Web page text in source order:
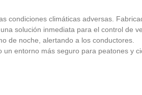
condiciones climáticas adversas.
solución inmediata para el control de
de noche, alertando a los conductores.
entorno más seguro para peatones y